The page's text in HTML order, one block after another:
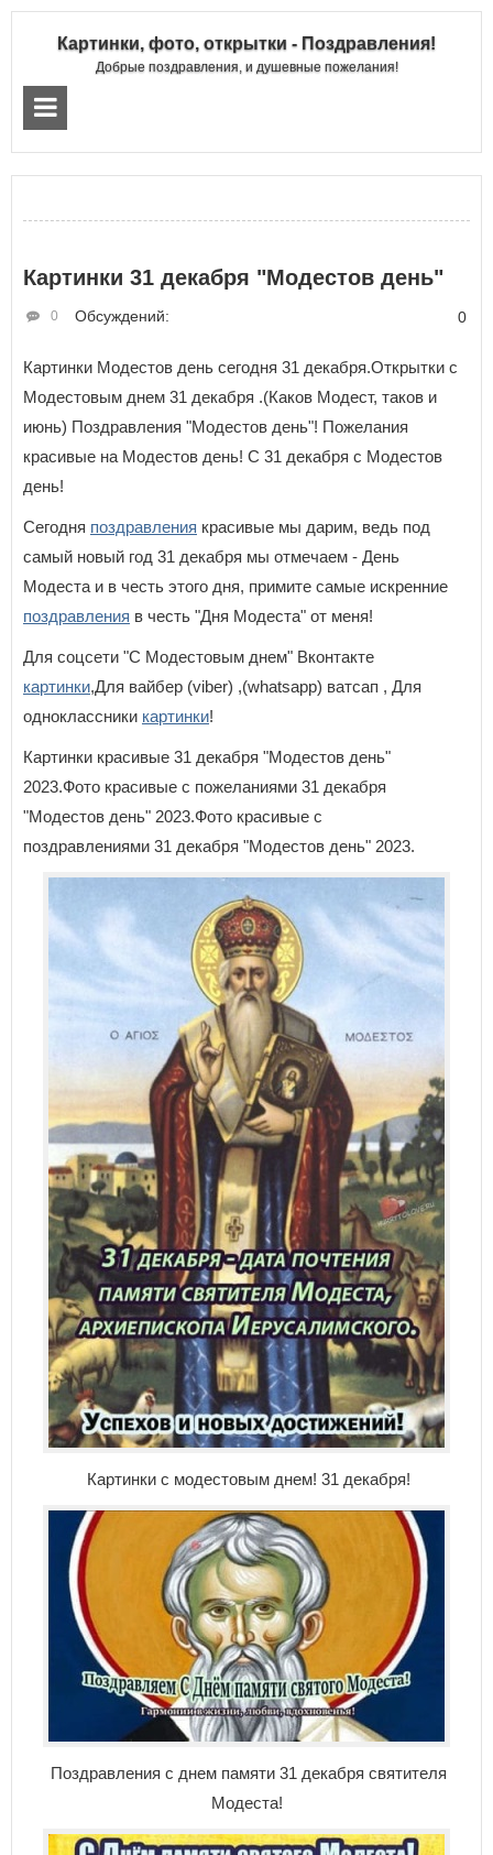
Картинки, фото, открытки - Поздравления!
Добрые поздравления, и душевные пожелания!
Картинки 31 декабря "Модестов день"
Обсуждений:
0 0
Картинки Модестов день сегодня 31 декабря.Открытки с
Модестовым днем 31 декабря .(Каков Модест, таков и
июнь) Поздравления "Модестов день"! Пожелания
красивые на Модестов день! С 31 декабря с Модестов
день!
Сегодня поздравления красивые мы дарим, ведь под
самый новый год 31 декабря мы отмечаем - День
Модеста и в честь этого дня, примите самые искренние
поздравления в честь "Дня Модеста" от меня!
Для соцсети "С Модестовым днем" Вконтакте
картинки,Для вайбер (viber) ,(whatsapp) ватсап , Для
одноклассники картинки!
Картинки красивые 31 декабря "Модестов день"
2023.Фото красивые с пожеланиями 31 декабря
"Модестов день" 2023.Фото красивые с
поздравлениями 31 декабря "Модестов день" 2023.
Картинки с модестовым днем! 31 декабря!
Поздравления с днем памяти 31 декабря святителя
Модеста!